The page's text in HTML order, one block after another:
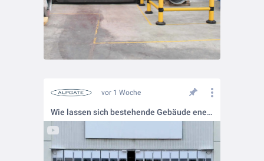
vor 1 Woche
Wie lassen sich bestehende Gebäude energetisch modernisieren, ohne ihre Funktionalität einzuschränken? Ein gutes Beispiel: ALPGATE Schiebefalttor 18.000 x 4.500 mm.